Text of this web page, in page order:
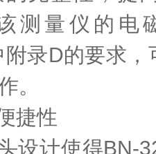
测量仪的电
附录D的要求
。
捷性
设计使得BN-